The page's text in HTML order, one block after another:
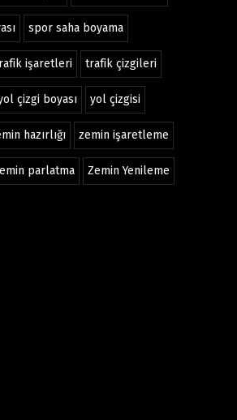
spor saha boyama
işaretleri trafik çizgileri
çizgi boyası yol çizgisi
hazırlığı zemin işaretleme
parlatma Zemin Yenileme